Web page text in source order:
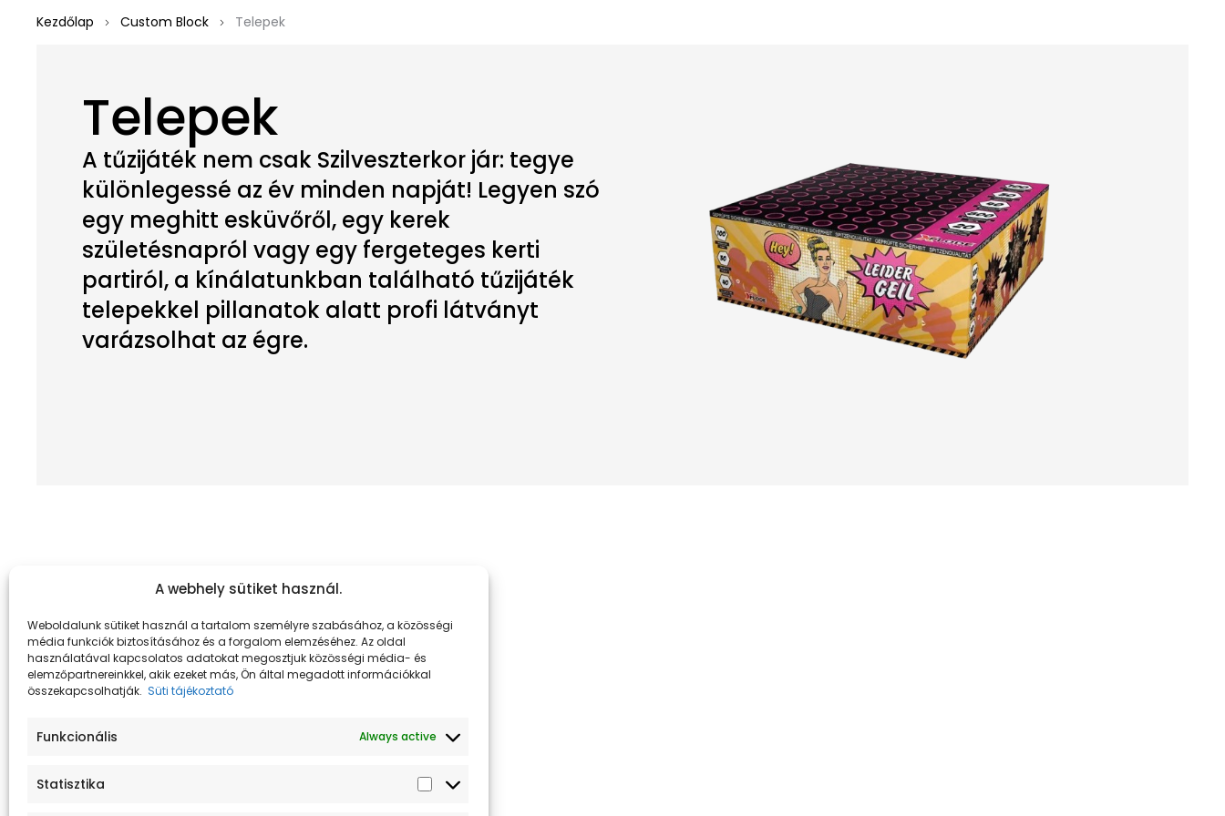
A webhely sütiket használ.
Weboldalunk sütiket használ a tartalom személyre szabásához, a közösségi
média funkciók biztosításához és a forgalom elemzéséhez. Az oldal
használatával kapcsolatos adatokat megosztjuk közösségi média- és
elemzőpartnereinkkel, akik ezeket más, Ön által megadott információkkal
összekapcsolhatják. Süti tájékoztató
Funkcionális Always active
Statisztika
Kezdőlap Custom Block Telepek
Telepek
A tűzijáték nem csak Szilveszterkor jár: tegye
különlegessé az év minden napját! Legyen szó
egy meghitt esküvőről, egy kerek
születésnapról vagy egy fergeteges kerti
partiról, a kínálatunkban található tűzijáték
telepekkel pillanatok alatt profi látványt
varázsolhat az égre.